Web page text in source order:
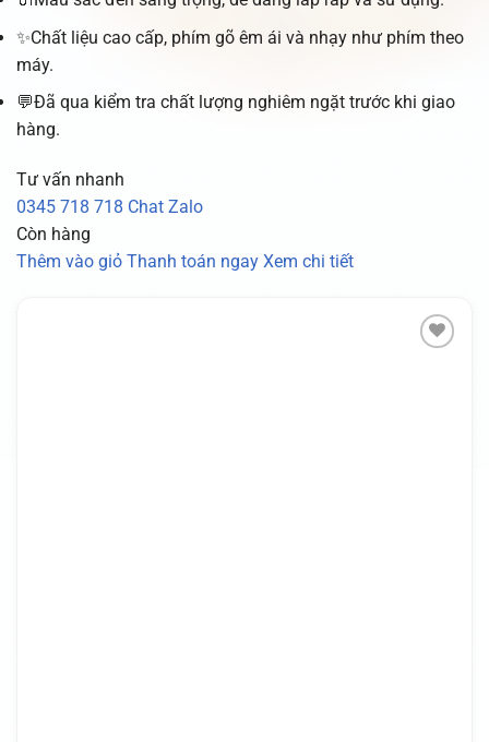
✨Chất liệu cao cấp, phím gõ êm ái và nhạy như phím theo
máy.
💬Đã qua kiểm tra chất lượng nghiêm ngặt trước khi giao
hàng.
Tư vấn nhanh
0345 718 718 Chat Zalo
Còn hàng
Thêm vào giỏ Thanh toán ngay Xem chi tiết